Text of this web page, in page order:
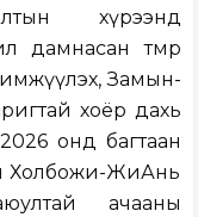
хүрээнд
дамнасан төмөр
Замын-
хоёр дахь
онд багтаан
Холбожи-ЖиАнь
ачааны